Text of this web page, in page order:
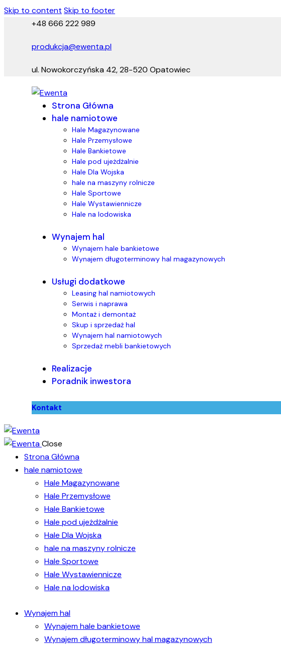
Skip to content Skip to footer
+48 666 222 989
produkcja@ewenta.pl
ul. Nowokorczyńska 42, 28-520 Opatowiec
Strona Główna
hale namiotowe
Hale Magazynowane
Hale Przemysłowe
Hale Bankietowe
Hale pod ujeżdżalnie
Hale Dla Wojska
hale na maszyny rolnicze
Hale Sportowe
Hale Wystawiennicze
Hale na lodowiska
Wynajem hal
Wynajem hale bankietowe
Wynajem długoterminowy hal magazynowych
Usługi dodatkowe
Leasing hal namiotowych
Serwis i naprawa
Montaż i demontaż
Skup i sprzedaż hal
Wynajem hal namiotowych
Sprzedaż mebli bankietowych
Realizacje
Poradnik inwestora
Kontakt
Close
Strona Główna
hale namiotowe
Hale Magazynowane
Hale Przemysłowe
Hale Bankietowe
Hale pod ujeżdżalnie
Hale Dla Wojska
hale na maszyny rolnicze
Hale Sportowe
Hale Wystawiennicze
Hale na lodowiska
Wynajem hal
Wynajem hale bankietowe
Wynajem długoterminowy hal magazynowych